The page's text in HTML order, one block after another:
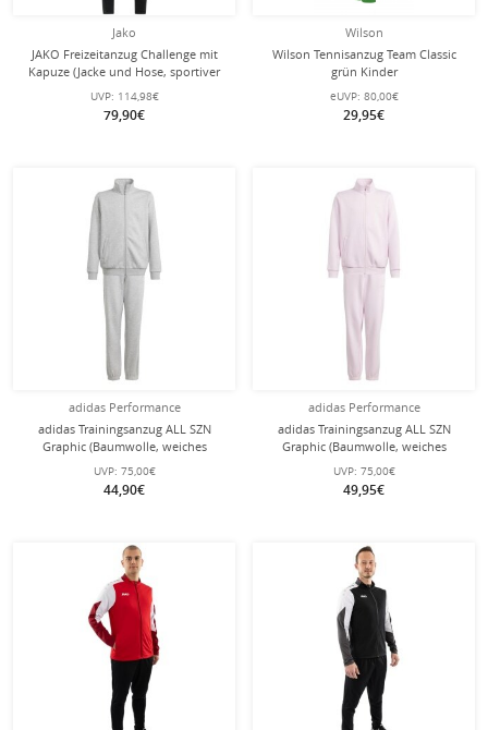
Jako
JAKO Freizeitanzug Challenge mit
Kapuze (Jacke und Hose, sportiver
Schnitt) schwarz/orange Jungen
UVP: 114,98€
79,90€
Wilson
Wilson Tennisanzug Team Classic
grün Kinder
eUVP: 80,00€
29,95€
adidas Performance
adidas Trainingsanzug ALL SZN
Graphic (Baumwolle, weiches
Material) grau Kinder
UVP: 75,00€
44,90€
adidas Performance
adidas Trainingsanzug ALL SZN
Graphic (Baumwolle, weiches
Material) pink Mädchen
UVP: 75,00€
49,95€